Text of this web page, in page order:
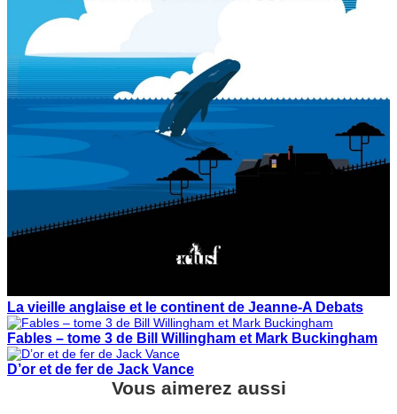
La vieille anglaise et le continent de Jeanne-A Debats
Fables – tome 3 de Bill Willingham et Mark Buckingham
D’or et de fer de Jack Vance
Vous aimerez aussi